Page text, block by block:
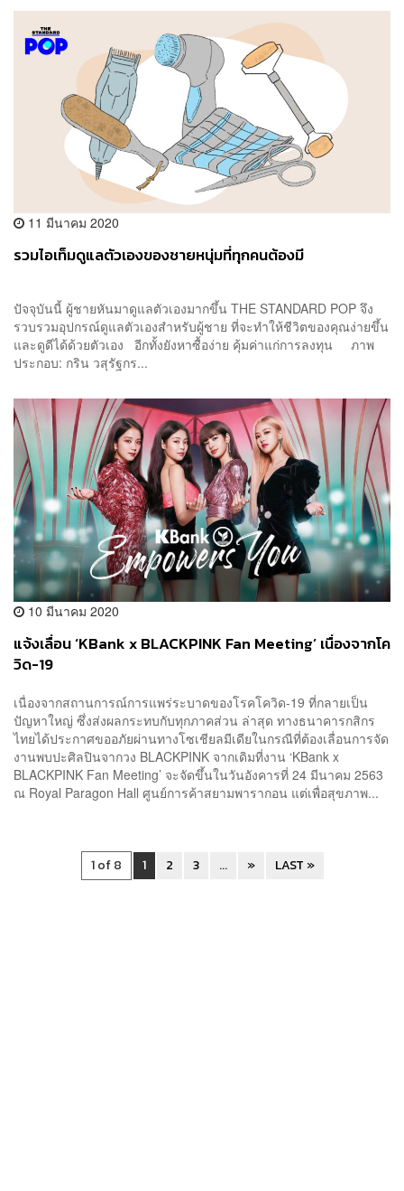
11 มีนาคม 2020
รวมไอเท็มดูแลตัวเองของชายหนุ่มที่ทุกคนต้องมี
ปัจจุบันนี้ ผู้ชายหันมาดูแลตัวเองมากขึ้น THE STANDARD POP จึง
รวบรวมอุปกรณ์ดูแลตัวเองสำหรับผู้ชาย ที่จะทำให้ชีวิตของคุณง่ายขึ้น
และดูดีได้ด้วยตัวเอง อีกทั้งยังหาซื้อง่าย คุ้มค่าแก่การลงทุน ภาพ
ประกอบ: กริน วสุรัฐกร...
10 มีนาคม 2020
แจ้งเลื่อน ‘KBank x BLACKPINK Fan Meeting’ เนื่องจากโค
วิด-19
เนื่องจากสถานการณ์การแพร่ระบาดของโรคโควิด-19 ที่กลายเป็น
ปัญหาใหญ่ ซึ่งส่งผลกระทบกับทุกภาคส่วน ล่าสุด ทางธนาคารกสิกร
ไทยได้ประกาศขออภัยผ่านทางโซเชียลมีเดียในกรณีที่ต้องเลื่อนการจัด
งานพบปะศิลปินจากวง BLACKPINK จากเดิมที่งาน ‘KBank x
BLACKPINK Fan Meeting’ จะจัดขึ้นในวันอังคารที่ 24 มีนาคม 2563
ณ Royal Paragon Hall ศูนย์การค้าสยามพารากอน แต่เพื่อสุขภาพ...
1 of 8 1 2 3 ... » LAST »